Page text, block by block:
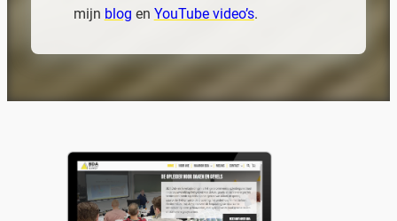
mijn blog en YouTube video’s.